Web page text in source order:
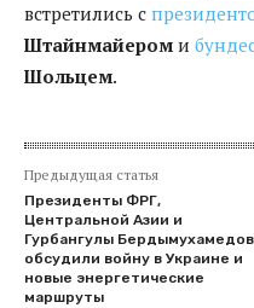
встретились с
Штайнмайером и
Шольцем.
Предыдущая статья
Президенты ФРГ,
Центральной Азии и
Гурбангулы Бердымухамедов
обсудили войну в Украине и
новые энергетические
маршруты